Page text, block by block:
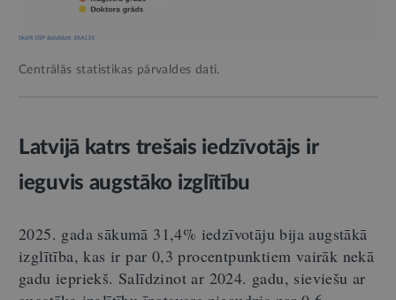
Centrālās statistikas pārvaldes dati.
Latvijā katrs trešais iedzīvotājs ir
ieguvis augstāko izglītību
2025. gada sākumā 31,4% iedzīvotāju bija augstākā
izglītība, kas ir par 0,3 procentpunktiem vairāk nekā
gadu iepriekš. Salīdzinot ar 2024. gadu, sieviešu ar